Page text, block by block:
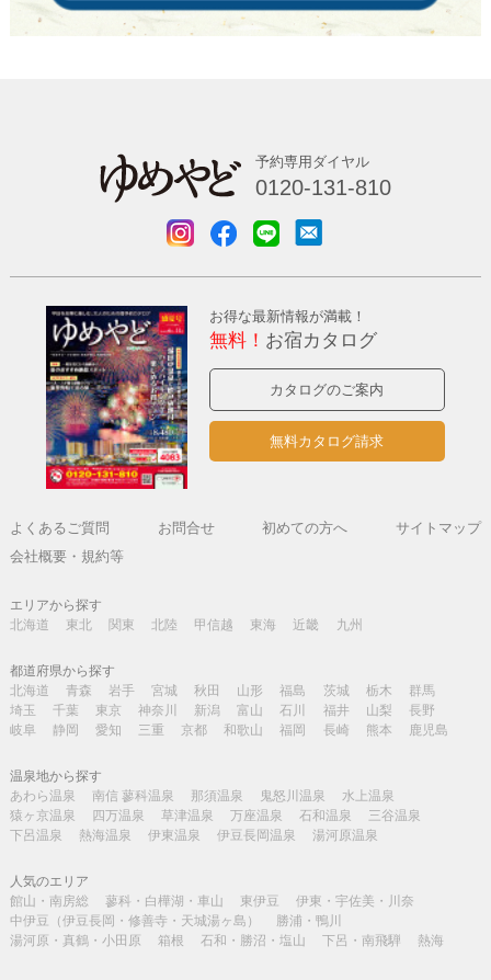
予約専用ダイヤル
0120-131-810
お得な最新情報が満載！
無料！ お宿カタログ
カタログのご案内
無料カタログ請求
よくあるご質問 お問合せ 初めての方へ
サイトマップ
会社概要・規約等
エリアから探す
北海道
東北 関東 北陸 甲信越 東海 近畿 九州
都道府県から探す
北海道
青森 岩手 宮城 秋田 山形 福島 茨城 栃木
群馬
埼玉
千葉 東京 神奈川 新潟 富山 石川 福井 山梨
長野
岐阜
静岡 愛知 三重 京都 和歌山 福岡 長崎 熊本 鹿児島
温泉地から探す
あわら温泉
南信 蓼科温泉 那須温泉 鬼怒川温泉
水上温泉
猿ヶ京温泉
四万温泉 草津温泉 万座温泉 石和温泉
三谷温泉
下呂温泉
熱海温泉 伊東温泉 伊豆長岡温泉 湯河原温泉
人気のエリア
館山・南房総
蓼科・白樺湖・車山 東伊豆
伊東・宇佐美・川奈
中伊豆（伊豆長岡・修善寺・天城湯ヶ島）
勝浦・鴨川
湯河原・真鶴・小田原
箱根 石和・勝沼・塩山 下呂・南飛騨 熱海